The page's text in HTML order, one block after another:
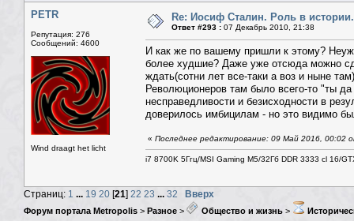
PETR
Репутация: 276
Сообщений: 4600
Wind draagt het licht
Re: Иосиф Сталин. Роль в истории.
Ответ #293 : 07 Декабрь 2010, 21:38
И как же по вашему пришли к этому?
более худшие? Даже уже отсюда можно
ждать(сотни лет все-таки а воз и ныне
Революционеров там было всего-то "ты
несправедливости и безисходности в
доверилось имбицилам - но это видимо
« Последнее редактирование: 09 Май 2016, 00:02
i7 8700K 5Ггц/MSI Gaming M5/32Гб DDR 3333 cl 16/
Страниц: 1 ... 19 20 [21] 22 23 ... 32 Вверх
Форум портала Metropolis > Разное > Общество и жизнь >